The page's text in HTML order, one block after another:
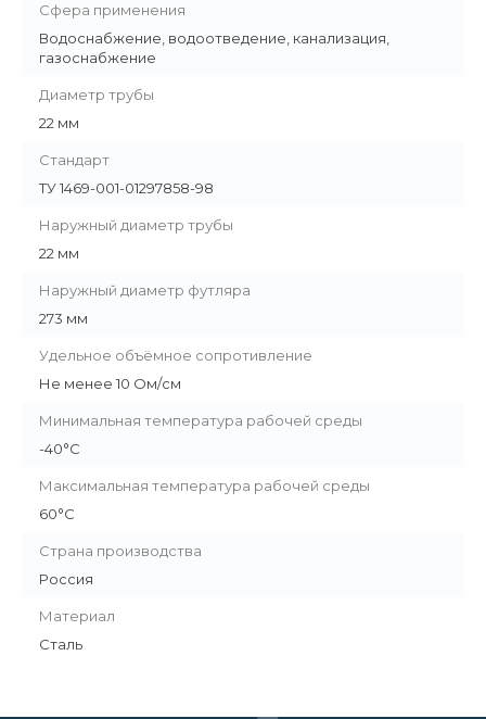
Сфера применения
Водоснабжение, водоотведение, канализация,
газоснабжение
Диаметр трубы
22 мм
Стандарт
ТУ 1469-001-01297858-98
Наружный диаметр трубы
22 мм
Наружный диаметр футляра
273 мм
Удельное объёмное сопротивление
Не менее 10 Ом/см
Минимальная температура рабочей среды
-40°С
Максимальная температура рабочей среды
60°С
Страна производства
Россия
Материал
Сталь